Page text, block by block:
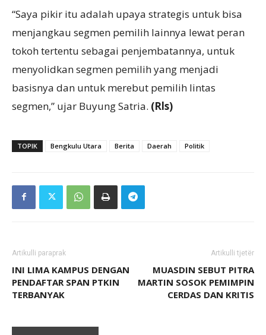
“Saya pikir itu adalah upaya strategis untuk bisa
menjangkau segmen pemilih lainnya lewat peran
tokoh tertentu sebagai penjembatannya, untuk
menyolidkan segmen pemilih yang menjadi
basisnya dan untuk merebut pemilih lintas
segmen,” ujar Buyung Satria. (Rls)
TOPIK Bengkulu Utara Berita Daerah Politik
Artikulli paraprak
INI LIMA KAMPUS DENGAN
PENDAFTAR SPAN PTKIN
TERBANYAK
Artikulli tjetër
MUASDIN SEBUT PITRA
MARTIN SOSOK PEMIMPIN
CERDAS DAN KRITIS